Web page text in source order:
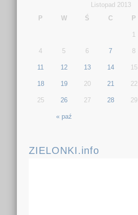
Listopad 2013
P
W Ś C P
« paź
1
4 5 6 7 8
11 12 13 14 15
18 19 20 21 22
25 26 27 28 29
ZIELONKI.info